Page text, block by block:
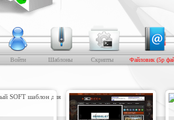
Войти Шаблоны Скрипты Файловик (5р